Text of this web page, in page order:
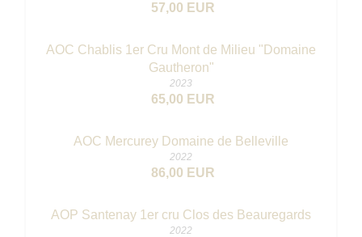
57,00 EUR
AOC Chablis 1er Cru Mont de Milieu "Domaine
Gautheron"
2023
65,00 EUR
AOC Mercurey Domaine de Belleville
2022
86,00 EUR
AOP Santenay 1er cru Clos des Beauregards
2022